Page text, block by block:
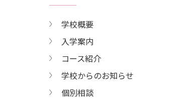
学校概要
入学案内
コース紹介
学校からのお知らせ
個別相談